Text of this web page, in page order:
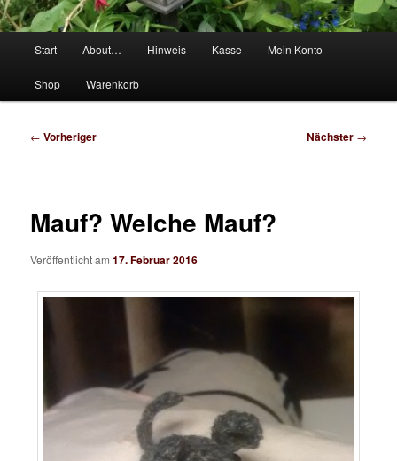
Start About… Hinweis Kasse Mein Konto
Shop Warenkorb
Beitragsnavigation
← Vorheriger Nächster →
Mauf? Welche Mauf?
Veröffentlicht am17. Februar 2016